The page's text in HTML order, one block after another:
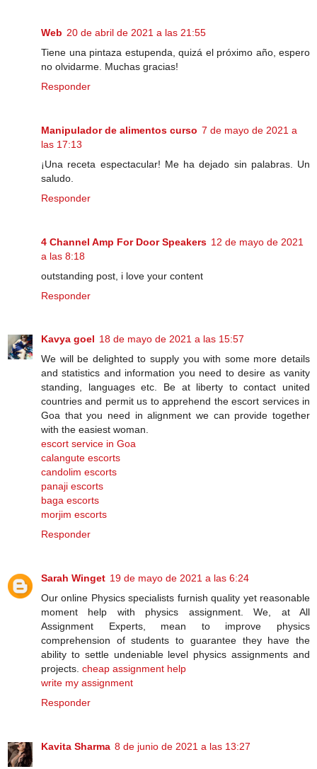
Web 20 de abril de 2021 a las 21:55
Tiene una pintaza estupenda, quizá el próximo año, espero
no olvidarme. Muchas gracias!
Responder
Manipulador de alimentos curso 7 de mayo de 2021 a
las 17:13
¡Una receta espectacular! Me ha dejado sin palabras. Un
saludo.
Responder
4 Channel Amp For Door Speakers 12 de mayo de 2021
a las 8:18
outstanding post, i love your content
Responder
Kavya goel 18 de mayo de 2021 a las 15:57
We will be delighted to supply you with some more details
and statistics and information you need to desire as vanity
standing, languages etc. Be at liberty to contact united
countries and permit us to apprehend the escort services in
Goa that you need in alignment we can provide together
with the easiest woman.
escort service in Goa
calangute escorts
candolim escorts
panaji escorts
baga escorts
morjim escorts
Responder
Sarah Winget 19 de mayo de 2021 a las 6:24
Our online Physics specialists furnish quality yet reasonable
moment help with physics assignment. We, at All
Assignment Experts, mean to improve physics
comprehension of students to guarantee they have the
ability to settle undeniable level physics assignments and
projects. cheap assignment help
write my assignment
Responder
Kavita Sharma 8 de junio de 2021 a las 13:27